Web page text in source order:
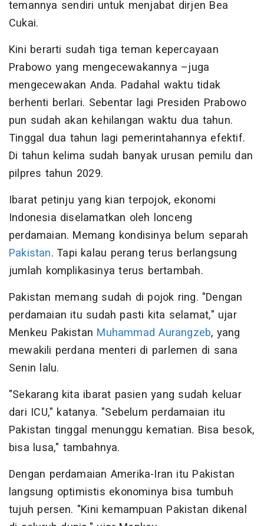
temannya sendiri untuk menjabat dirjen Bea
Cukai.
Kini berarti sudah tiga teman kepercayaan
Prabowo yang mengecewakannya –juga
mengecewakan Anda. Padahal waktu tidak
berhenti berlari. Sebentar lagi Presiden Prabowo
pun sudah akan kehilangan waktu dua tahun.
Tinggal dua tahun lagi pemerintahannya efektif.
Di tahun kelima sudah banyak urusan pemilu dan
pilpres tahun 2029.
Ibarat petinju yang kian terpojok, ekonomi
Indonesia diselamatkan oleh lonceng
perdamaian. Memang kondisinya belum separah
Pakistan. Tapi kalau perang terus berlangsung
jumlah komplikasinya terus bertambah.
Pakistan memang sudah di pojok ring. "Dengan
perdamaian itu sudah pasti kita selamat," ujar
Menkeu Pakistan Muhammad Aurangzeb, yang
mewakili perdana menteri di parlemen di sana
Senin lalu.
"Sekarang kita ibarat pasien yang sudah keluar
dari ICU," katanya. "Sebelum perdamaian itu
Pakistan tinggal menunggu kematian. Bisa besok,
bisa lusa," tambahnya.
Dengan perdamaian Amerika-Iran itu Pakistan
langsung optimistis ekonominya bisa tumbuh
tujuh persen. "Kini kemampuan Pakistan dikenal